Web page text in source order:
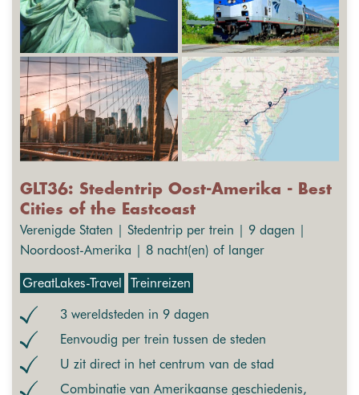
GLT36: Stedentrip Oost-Amerika - Best
Cities of the Eastcoast
Verenigde Staten | Stedentrip per trein | 9 dagen |
Noordoost-Amerika | 8 nacht(en) of langer
GreatLakes-Travel Treinreizen
3 wereldsteden in 9 dagen
Eenvoudig per trein tussen de steden
U zit direct in het centrum van de stad
Combinatie van Amerikaanse geschiedenis,